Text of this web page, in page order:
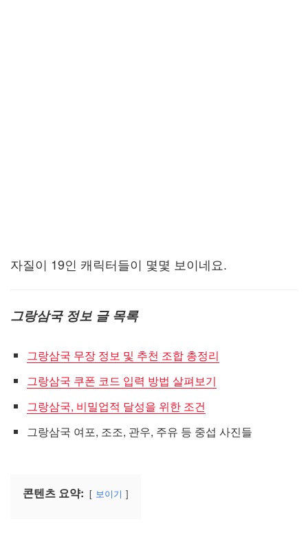
자질이 19인 캐릭터들이 몇몇 보이네요.
그랑삼국 정보 글 목록
그랑삼국 무장 정보 및 추천 조합 총정리
그랑삼국 쿠폰 코드 입력 방법 살펴보기
그랑삼국, 비밀업적 달성을 위한 조건
그랑삼국 여포, 조조, 관우, 주유 등 중섭 사진들
콘텐츠 요약: 보이기